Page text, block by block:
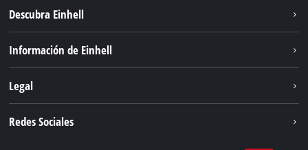
Descubra Einhell
Servicio
Información de Einhell
Legal
Redes Sociales